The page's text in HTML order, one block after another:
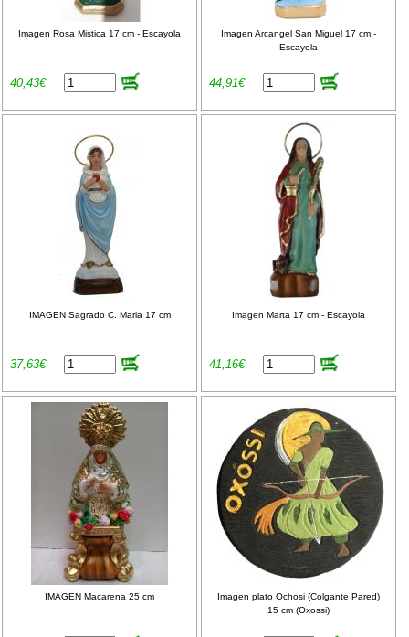
Imagen Rosa Mistica 17 cm - Escayola
40,43€
Imagen Arcangel San Miguel 17 cm -
Escayola
44,91€
IMAGEN Sagrado C. Maria 17 cm
37,63€
Imagen Marta 17 cm - Escayola
41,16€
IMAGEN Macarena 25 cm
Imagen plato Ochosi (Colgante Pared)
15 cm (Oxossi)